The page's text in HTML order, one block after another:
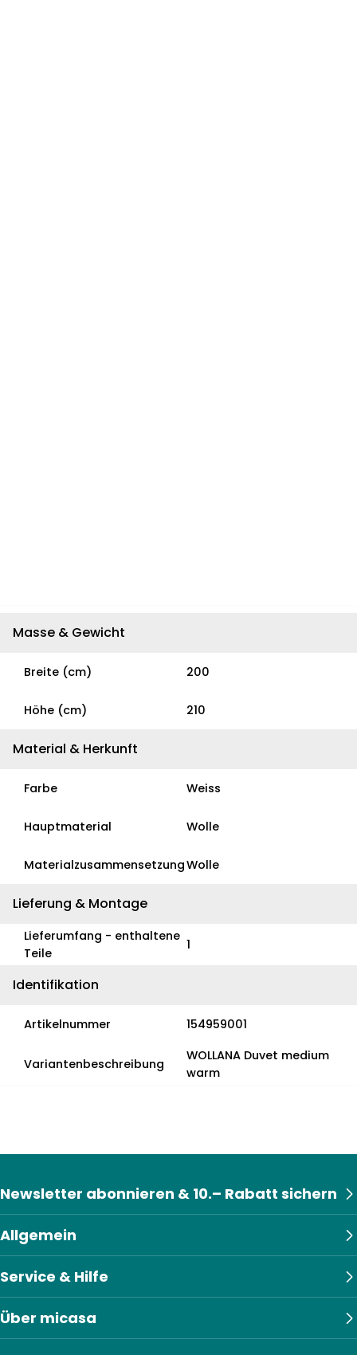
Masse & Gewicht
Breite (cm) 200
Höhe (cm) 210
Material & Herkunft
Farbe Weiss
Hauptmaterial Wolle
MaterialzusammensetzungWolle
Lieferung & Montage
Lieferumfang - enthaltene
Teile
1
Identifikation
Artikelnummer 154959001
Variantenbeschreibung
WOLLANA Duvet medium
warm
Allgemein
Service & Hilfe
Über micasa
Newsletter abonnieren & 10.– Rabatt sichern